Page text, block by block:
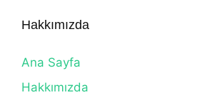
Hakkımızda
Ana Sayfa
Hakkımızda